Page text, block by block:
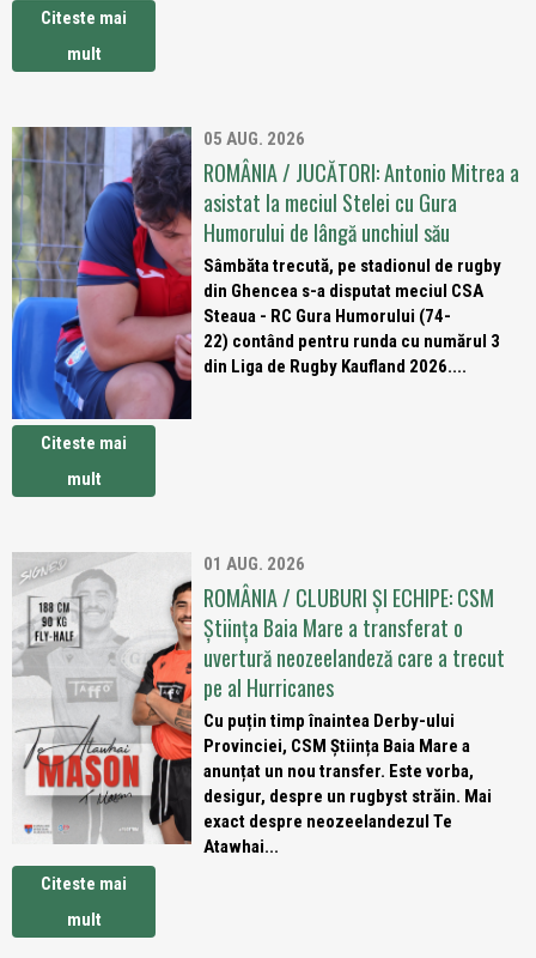
Citeste mai
mult
05 AUG. 2026
ROMÂNIA / JUCĂTORI: Antonio Mitrea a
asistat la meciul Stelei cu Gura
Humorului de lângă unchiul său
Sâmbăta trecută, pe stadionul de rugby
din Ghencea s-a disputat meciul CSA
Steaua - RC Gura Humorului (74-
22) contând pentru runda cu numărul 3
din Liga de Rugby Kaufland 2026....
Citeste mai
mult
01 AUG. 2026
ROMÂNIA / CLUBURI ȘI ECHIPE: CSM
Știința Baia Mare a transferat o
uvertură neozeelandeză care a trecut
pe al Hurricanes
Cu puțin timp înaintea Derby-ului
Provinciei, CSM Știința Baia Mare a
anunțat un nou transfer. Este vorba,
desigur, despre un rugbyst străin. Mai
exact despre neozeelandezul Te
Atawhai...
Citeste mai
mult